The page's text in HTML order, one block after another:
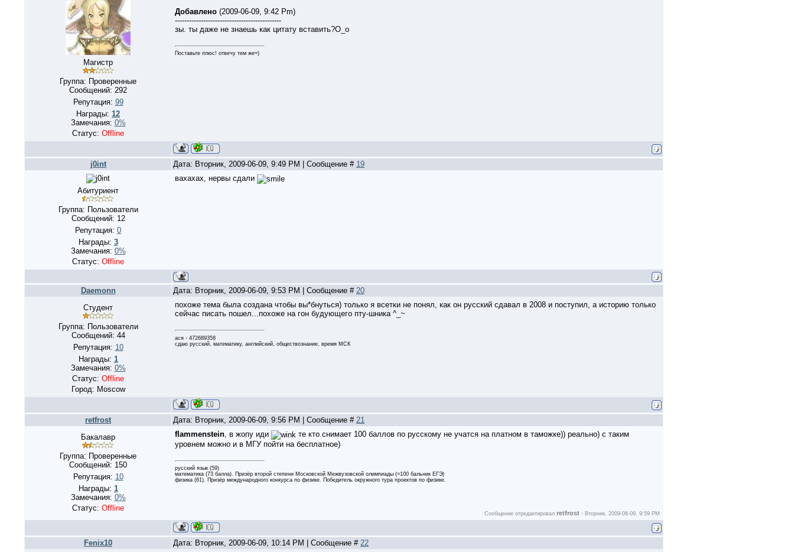
Магистр
Группа: Проверенные
Сообщений: 292
Репутация: 99
Награды: 12
Замечания: 0%
Статус: Offline
Добавлено (2009-06-09, 9:42 Pm)
---------------------------------------------
зы. ты даже не знаешь как цитату вставить?О_о
Поставьте плюс! отвечу тем же=)
j0int Дата: Вторник, 2009-06-09, 9:49 PM | Сообщение # 19
Абитуриент
Группа: Пользователи
Сообщений: 12
Репутация: 0
Награды: 3
Замечания: 0%
Статус: Offline
вахахах, нервы сдали
Daemonn Дата: Вторник, 2009-06-09, 9:53 PM | Сообщение # 20
Студент
Группа: Пользователи
Сообщений: 44
Репутация: 10
Награды: 1
Замечания: 0%
Статус: Offline
Город: Moscow
похоже тема была создана чтобы вы*бнуться) только я всетки не понял, как он русский сдавал в 2008 и поступил, а историю только
сейчас писать пошел...похоже на гон будующего пту-шника ^_~
ася - 472689358
сдаю русский, математику, английский, обществознание, время МСК
retfrost Дата: Вторник, 2009-06-09, 9:56 PM | Сообщение # 21
Бакалавр
Группа: Проверенные
Сообщений: 150
Репутация: 10
Награды: 1
Замечания: 0%
Статус: Offline
flammenstein, в жопу иди
те кто снимает 100 баллов по русскому не учатся на платном в таможке)) реально) с таким
уровнем можно и в МГУ пойти на бесплатное)
русский язык (59)
математика (73 балла). Призёр второй степени Московской Межвузовской олимпиады (=100 бальник ЕГЭ)
физика (61). Призёр международного конкурса по физике. Победитель окружного тура проектов по физике.
Сообщение отредактировал retfrost - Вторник, 2009-06-09, 9:59 PM
Fenix10 Дата: Вторник, 2009-06-09, 10:14 PM | Сообщение # 22